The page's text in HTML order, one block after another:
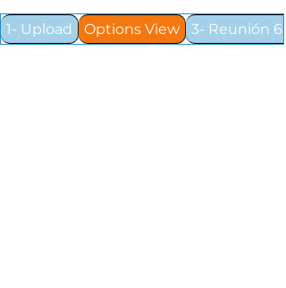
1- Upload Options View 3- Reunión 6 /